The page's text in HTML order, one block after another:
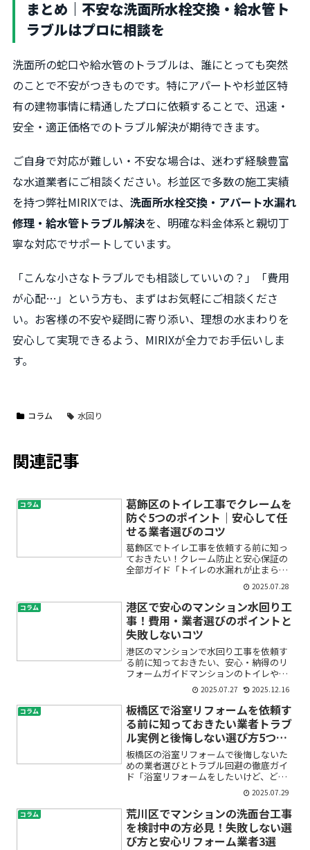
まとめ｜不安な洗面所水栓交換・給水管ト
ラブルはプロに相談を
洗面所の蛇口や給水管のトラブルは、誰にとっても突然
のことで不安がつきものです。特にアパートや杉並区特
有の建物事情に精通したプロに依頼することで、迅速・
安全・適正価格でのトラブル解決が期待できます。
ご自身で対応が難しい・不安な場合は、迷わず経験豊富
な水道業者にご相談ください。杉並区で多数の施工実績
を持つ弊社MIRIXでは、 洗面所水栓交換・アパート水漏れ
修理・給水管トラブル解決を、明確な料金体系と親切丁
寧な対応でサポートしています。
「こんな小さなトラブルでも相談していいの？」「費用
が心配…」という方も、まずはお気軽にご相談くださ
い。お客様の不安や疑問に寄り添い、理想の水まわりを
安心して実現できるよう、MIRIXが全力でお手伝いしま
す。
コラム 水回り
関連記事
コラム
葛飾区のトイレ工事でクレームを
防ぐ5つのポイント｜安心して任
せる業者選びのコツ
葛飾区でトイレ工事を依頼する前に知っ
ておきたい！クレーム防止と安心保証の
全部ガイド「トイレの水漏れが止まらな
い」「リフォームを頼みたいけど、どの
業者が安心？」「工事後にトラブルが起
きたらどうしよう…」。初めてトイレ工
事や修理を検討する方の多...
2025.07.28
コラム
港区で安心のマンション水回り工
事！費用・業者選びのポイントと
失敗しないコツ
港区のマンションで水回り工事を依頼す
る前に知っておきたい、安心・納得のリ
フォームガイドマンションのトイレやキ
ッチン、浴室などの水回りは毎日の暮ら
しに欠かせない場所ですよね。「水漏れ
が心配」「古くなった設備を新しくした
い」「工事費用がどれくら...
2025.07.27 2025.12.16
コラム
板橋区で浴室リフォームを依頼す
る前に知っておきたい業者トラブ
ル実例と後悔しない選び方5つの
ポイント
板橋区の浴室リフォームで後悔しないた
めの業者選びとトラブル回避の徹底ガイ
ド「浴室リフォームをしたいけど、どの
業者に頼めばいいの？」「悪質な業者や
施工ミスが心配…」そんな不安を感じて
いる方は多いのではないでしょうか。特
に板橋区でリフォームを検...
2025.07.29
コラム
荒川区でマンションの洗面台工事
を検討中の方必見！失敗しない選
び方と安心リフォーム業者3選